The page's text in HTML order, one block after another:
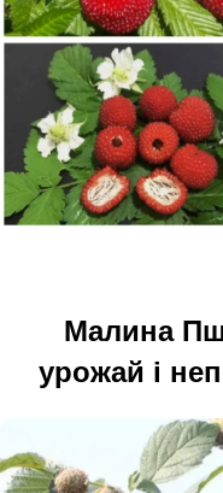
Малина
урожай і